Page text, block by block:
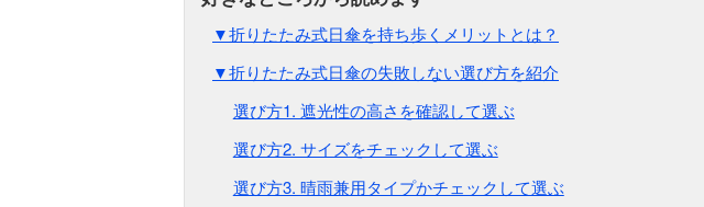
▼折りたたみ式日傘を持ち歩くメリットとは？
▼折りたたみ式日傘の失敗しない選び方を紹介
選び方1. 遮光性の高さを確認して選ぶ
選び方2. サイズをチェックして選ぶ
選び方3. 晴雨兼用タイプかチェックして選ぶ